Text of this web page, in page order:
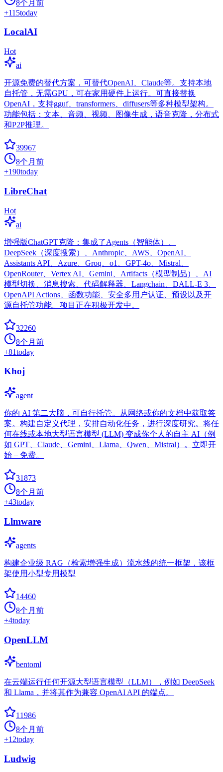
8个月前
+115today
LocalAI
Hot
ai
开源免费的替代方案，可替代OpenAI、Claude等。支持本地
自托管，无需GPU，可在家用硬件上运行。可直接替换
OpenAI，支持gguf、transformers、diffusers等多种模型架构。
功能包括：文本、音频、视频、图像生成，语音克隆，分布式
和P2P推理。
39967
8个月前
+190today
LibreChat
Hot
ai
增强版ChatGPT克隆：集成了Agents（智能体）、
DeepSeek（深度搜索）、Anthropic、AWS、OpenAI、
Assistants API、Azure、Groq、o1、GPT-4o、Mistral、
OpenRouter、Vertex AI、Gemini、Artifacts（模型制品）、AI
模型切换、消息搜索、代码解释器、Langchain、DALL-E 3、
OpenAPI Actions、函数功能、安全多用户认证、预设以及开
源自托管功能。项目正在积极开发中。
32260
8个月前
+81today
Khoj
agent
你的 AI 第二大脑，可自行托管。从网络或你的文档中获取答
案。构建自定义代理，安排自动化任务，进行深度研究。将任
何在线或本地大型语言模型 (LLM) 变成你个人的自主 AI（例
如 GPT、Claude、Gemini、Llama、Qwen、Mistral）。立即开
始 – 免费。
31873
8个月前
+43today
Llmware
agents
构建企业级 RAG（检索增强生成）流水线的统一框架，该框
架使用小型专用模型
14460
8个月前
+4today
OpenLLM
bentoml
在云端运行任何开源大型语言模型（LLM），例如 DeepSeek
和 Llama，并将其作为兼容 OpenAI API 的端点。
11986
8个月前
+12today
Ludwig